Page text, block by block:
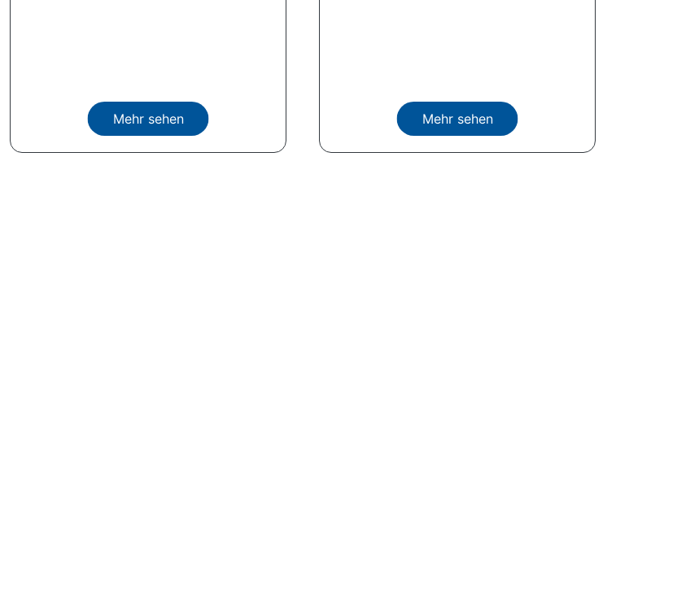
Mehr sehen Mehr sehen